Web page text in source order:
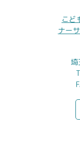
こど
ナー